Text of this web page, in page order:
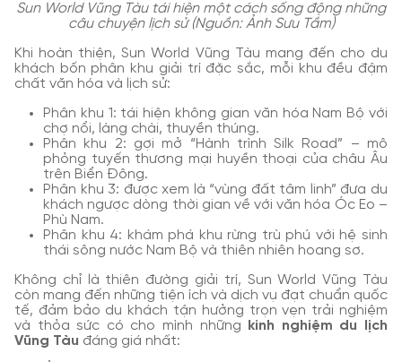
Sun World Vũng Tàu tái hiện một cách sống động những
câu chuyện lịch sử (Nguồn: Ảnh Sưu Tầm)
Khi hoàn thiện, Sun World Vũng Tàu mang đến cho du
khách bốn phân khu giải trí đặc sắc, mỗi khu đều đậm
chất văn hóa và lịch sử:
Phân khu 1: tái hiện không gian văn hóa Nam Bộ với
chợ nổi, làng chài, thuyền thúng.
Phân khu 2: gợi mở “Hành trình Silk Road” – mô
phỏng tuyến thương mại huyền thoại của châu Âu
trên Biển Đông.
Phân khu 3: được xem là “vùng đất tâm linh” đưa du
khách ngược dòng thời gian về với văn hóa Óc Eo –
Phù Nam.
Phân khu 4: khám phá khu rừng trù phú với hệ sinh
thái sông nước Nam Bộ và thiên nhiên hoang sơ.
Không chỉ là thiên đường giải trí, Sun World Vũng Tàu
còn mang đến những tiện ích và dịch vụ đạt chuẩn quốc
tế, đảm bảo du khách tận hưởng trọn vẹn trải nghiệm
và thỏa sức có cho mình những
kinh nghiệm du lịch
Vũng Tàu đáng giá nhất: